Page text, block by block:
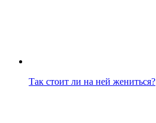
Так стоит ли на ней жениться?